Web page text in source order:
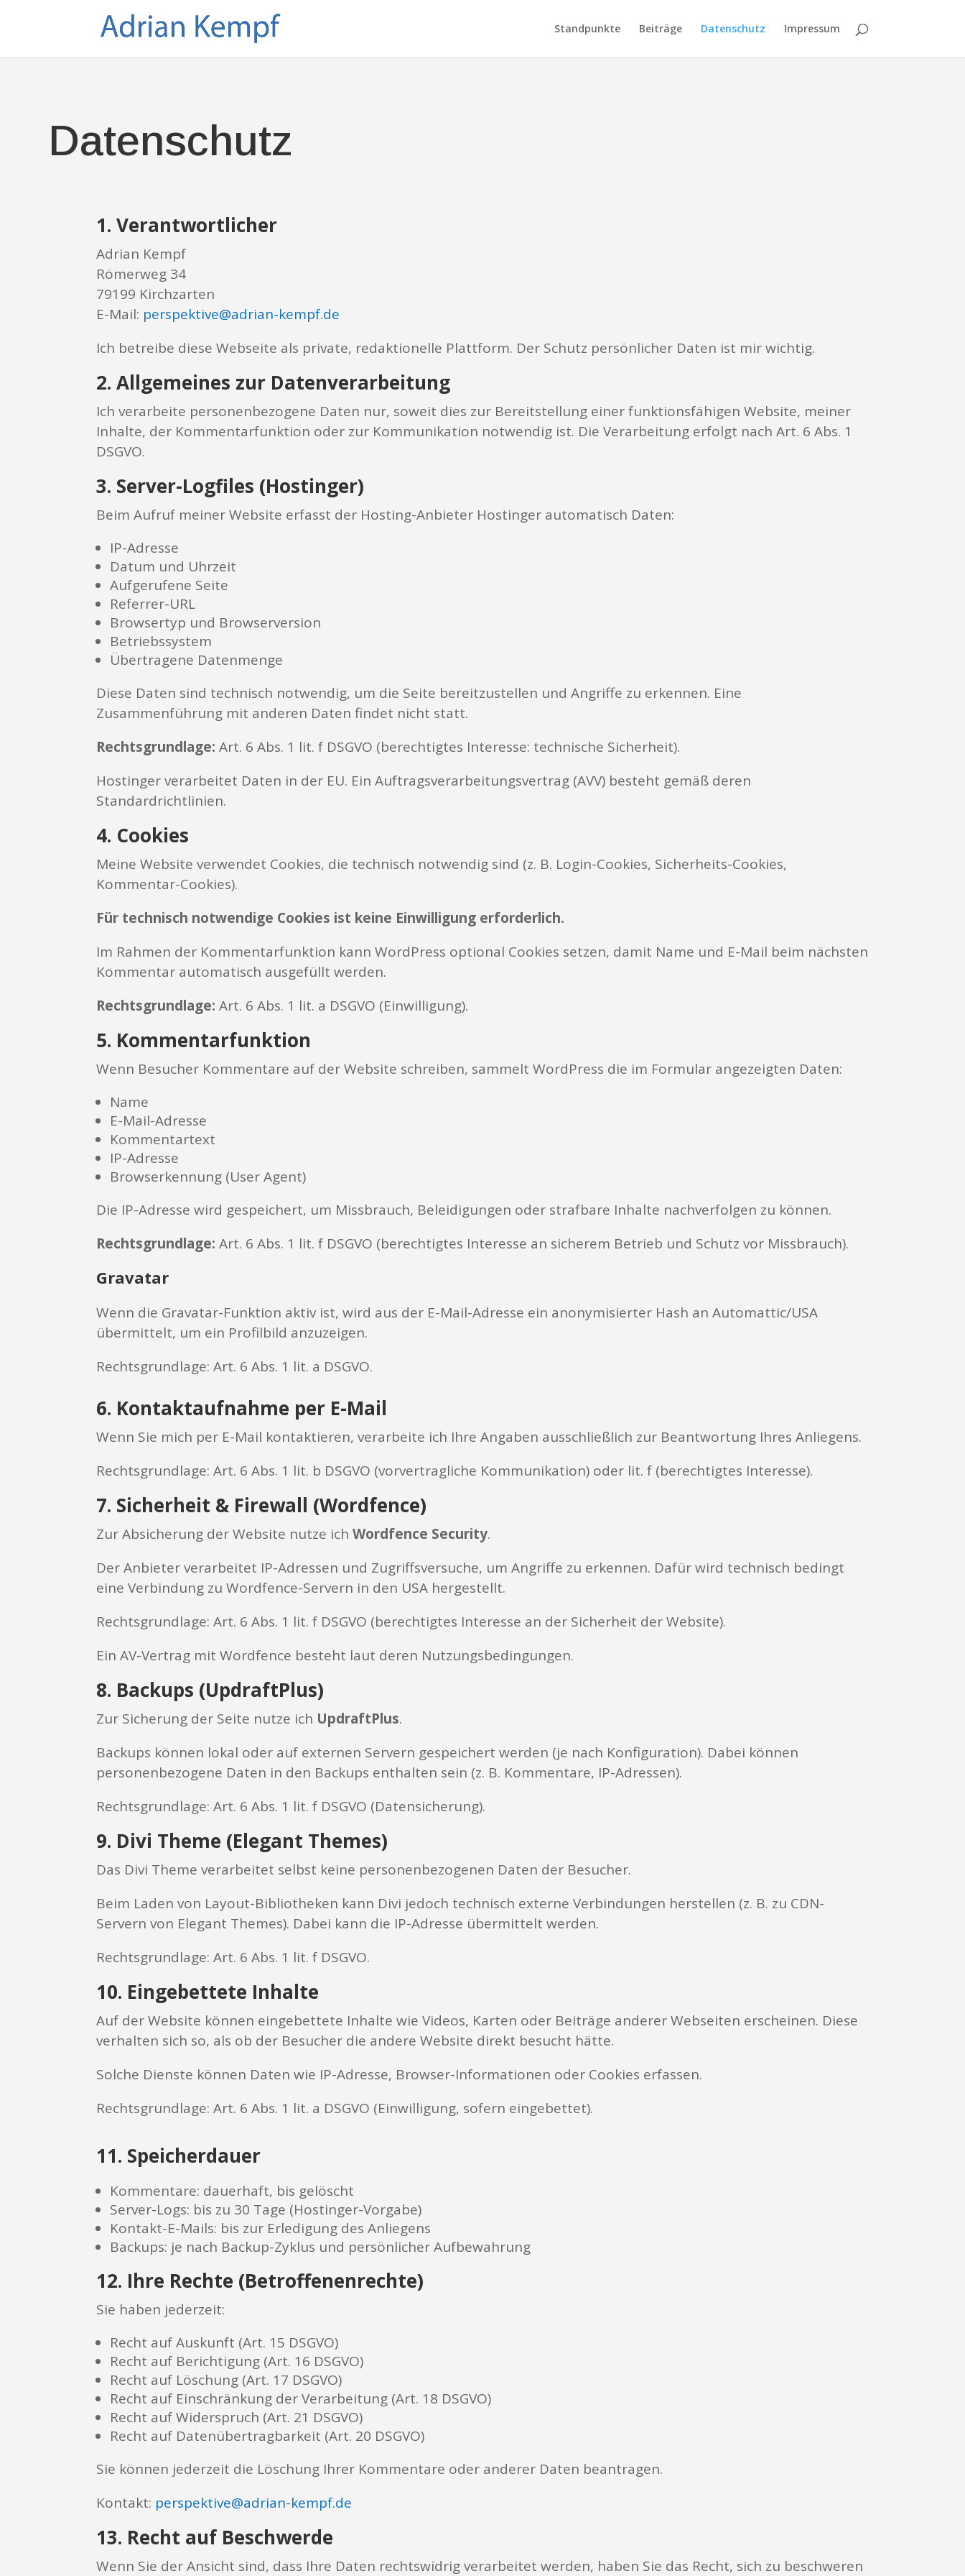
Standpunkte Beiträge Datenschutz Impressum
Datenschutz
1. Verantwortlicher
Adrian Kempf
Römerweg 34
79199 Kirchzarten
E-Mail: perspektive@adrian-kempf.de
Ich betreibe diese Webseite als private, redaktionelle Plattform. Der Schutz persönlicher Daten ist mir wichtig.
2. Allgemeines zur Datenverarbeitung
Ich verarbeite personenbezogene Daten nur, soweit dies zur Bereitstellung einer funktionsfähigen Website, meiner
Inhalte, der Kommentarfunktion oder zur Kommunikation notwendig ist. Die Verarbeitung erfolgt nach Art. 6 Abs. 1
DSGVO.
3. Server-Logfiles (Hostinger)
Beim Aufruf meiner Website erfasst der Hosting-Anbieter Hostinger automatisch Daten:
IP-Adresse
Datum und Uhrzeit
Aufgerufene Seite
Referrer-URL
Browsertyp und Browserversion
Betriebssystem
Übertragene Datenmenge
Diese Daten sind technisch notwendig, um die Seite bereitzustellen und Angriffe zu erkennen. Eine
Zusammenführung mit anderen Daten findet nicht statt.
Rechtsgrundlage: Art. 6 Abs. 1 lit. f DSGVO (berechtigtes Interesse: technische Sicherheit).
Hostinger verarbeitet Daten in der EU. Ein Auftragsverarbeitungsvertrag (AVV) besteht gemäß deren
Standardrichtlinien.
4. Cookies
Meine Website verwendet Cookies, die technisch notwendig sind (z. B. Login-Cookies, Sicherheits-Cookies,
Kommentar-Cookies).
Für technisch notwendige Cookies ist keine Einwilligung erforderlich.
Im Rahmen der Kommentarfunktion kann WordPress optional Cookies setzen, damit Name und E-Mail beim nächsten
Kommentar automatisch ausgefüllt werden.
Rechtsgrundlage: Art. 6 Abs. 1 lit. a DSGVO (Einwilligung).
5. Kommentarfunktion
Wenn Besucher Kommentare auf der Website schreiben, sammelt WordPress die im Formular angezeigten Daten:
Name
E-Mail-Adresse
Kommentartext
IP-Adresse
Browserkennung (User Agent)
Die IP-Adresse wird gespeichert, um Missbrauch, Beleidigungen oder strafbare Inhalte nachverfolgen zu können.
Rechtsgrundlage: Art. 6 Abs. 1 lit. f DSGVO (berechtigtes Interesse an sicherem Betrieb und Schutz vor Missbrauch).
Gravatar
Wenn die Gravatar-Funktion aktiv ist, wird aus der E-Mail-Adresse ein anonymisierter Hash an Automattic/USA
übermittelt, um ein Profilbild anzuzeigen.
Rechtsgrundlage: Art. 6 Abs. 1 lit. a DSGVO.
6. Kontaktaufnahme per E-Mail
Wenn Sie mich per E-Mail kontaktieren, verarbeite ich Ihre Angaben ausschließlich zur Beantwortung Ihres Anliegens.
Rechtsgrundlage: Art. 6 Abs. 1 lit. b DSGVO (vorvertragliche Kommunikation) oder lit. f (berechtigtes Interesse).
7. Sicherheit & Firewall (Wordfence)
Zur Absicherung der Website nutze ichWordfence Security.
Der Anbieter verarbeitet IP-Adressen und Zugriffsversuche, um Angriffe zu erkennen. Dafür wird technisch bedingt
eine Verbindung zu Wordfence-Servern in den USA hergestellt.
Rechtsgrundlage: Art. 6 Abs. 1 lit. f DSGVO (berechtigtes Interesse an der Sicherheit der Website).
Ein AV-Vertrag mit Wordfence besteht laut deren Nutzungsbedingungen.
8. Backups (UpdraftPlus)
Zur Sicherung der Seite nutze ich UpdraftPlus.
Backups können lokal oder auf externen Servern gespeichert werden (je nach Konfiguration). Dabei können
personenbezogene Daten in den Backups enthalten sein (z. B. Kommentare, IP-Adressen).
Rechtsgrundlage: Art. 6 Abs. 1 lit. f DSGVO (Datensicherung).
9. Divi Theme (Elegant Themes)
Das Divi Theme verarbeitet selbst keine personenbezogenen Daten der Besucher.
Beim Laden von Layout-Bibliotheken kann Divi jedoch technisch externe Verbindungen herstellen (z. B. zu CDN-
Servern von Elegant Themes). Dabei kann die IP-Adresse übermittelt werden.
Rechtsgrundlage: Art. 6 Abs. 1 lit. f DSGVO.
10. Eingebettete Inhalte
Auf der Website können eingebettete Inhalte wie Videos, Karten oder Beiträge anderer Webseiten erscheinen. Diese
verhalten sich so, als ob der Besucher die andere Website direkt besucht hätte.
Solche Dienste können Daten wie IP-Adresse, Browser-Informationen oder Cookies erfassen.
Rechtsgrundlage: Art. 6 Abs. 1 lit. a DSGVO (Einwilligung, sofern eingebettet).
11. Speicherdauer
Kommentare: dauerhaft, bis gelöscht
Server-Logs: bis zu 30 Tage (Hostinger-Vorgabe)
Kontakt-E-Mails: bis zur Erledigung des Anliegens
Backups: je nach Backup-Zyklus und persönlicher Aufbewahrung
12. Ihre Rechte (Betroffenenrechte)
Sie haben jederzeit:
Recht auf Auskunft (Art. 15 DSGVO)
Recht auf Berichtigung (Art. 16 DSGVO)
Recht auf Löschung (Art. 17 DSGVO)
Recht auf Einschränkung der Verarbeitung (Art. 18 DSGVO)
Recht auf Widerspruch (Art. 21 DSGVO)
Recht auf Datenübertragbarkeit (Art. 20 DSGVO)
Sie können jederzeit die Löschung Ihrer Kommentare oder anderer Daten beantragen.
Kontakt: perspektive@adrian-kempf.de
13. Recht auf Beschwerde
Wenn Sie der Ansicht sind, dass Ihre Daten rechtswidrig verarbeitet werden, haben Sie das Recht, sich zu beschweren